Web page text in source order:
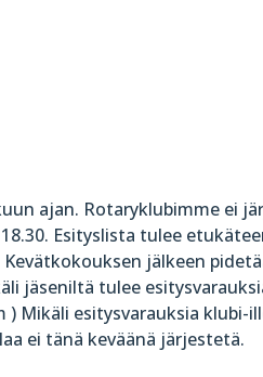
ajan. Rotaryklubimme ei
Esityslista tulee
jälkeen
jäseniltä tulee
Mikäli esitysvarauksia klubi-
ei tänä keväänä järjestetä.